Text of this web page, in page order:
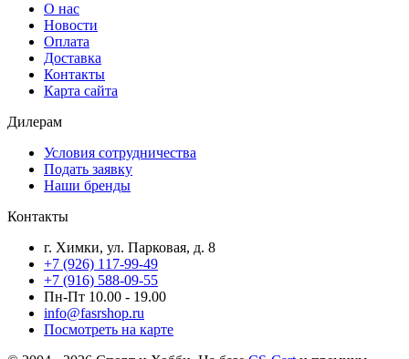
О нас
Новости
Оплата
Доставка
Контакты
Карта сайта
Дилерам
Условия сотрудничества
Подать заявку
Наши бренды
Контакты
г. Химки, ул. Парковая, д. 8
+7 (926) 117-99-49
+7 (916) 588-09-55
Пн-Пт 10.00 - 19.00
info@fasrshop.ru
Посмотреть на карте